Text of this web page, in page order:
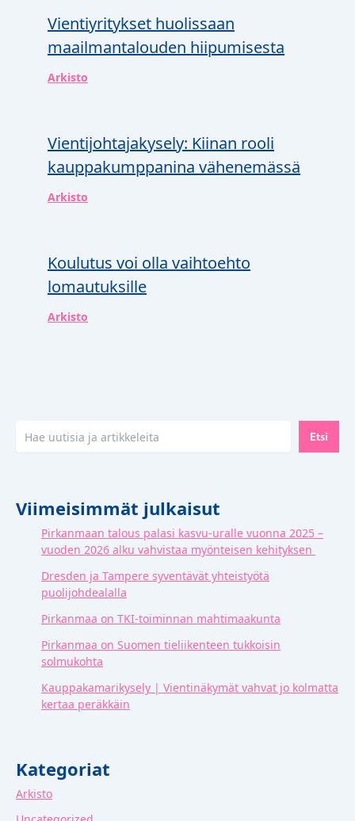
Vientiyritykset huolissaan
maailmantalouden hiipumisesta
Arkisto
Vientijohtajakysely: Kiinan rooli
kauppakumppanina vähenemässä
Arkisto
Koulutus voi olla vaihtoehto
lomautuksille
Arkisto
Etsi
Viimeisimmät julkaisut
Pirkanmaan talous palasi kasvu-uralle vuonna 2025 –
vuoden 2026 alku vahvistaa myönteisen kehityksen
Dresden ja Tampere syventävät yhteistyötä
puolijohdealalla
Pirkanmaa on TKI-toiminnan mahtimaakunta
Pirkanmaa on Suomen tieliikenteen tukkoisin
solmukohta
Kauppakamarikysely | Vientinäkymät vahvat jo kolmatta
kertaa peräkkäin
Kategoriat
Arkisto